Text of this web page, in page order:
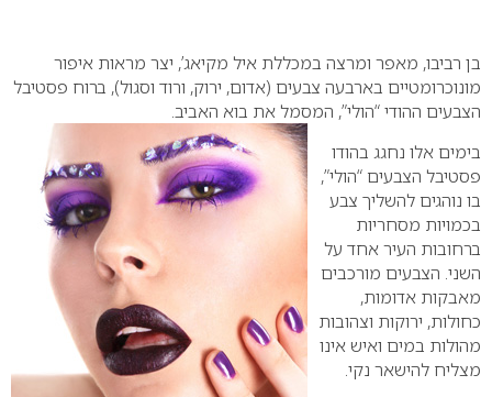
בן רביבו, מאפר ומרצה במכללת איל מקיאג’, יצר מראות איפור
מונוכרומטיים בארבעה צבעים (אדום, ירוק, ורוד וסגול), ברוח פסטיבל
הצבעים ההודי “הולי”, המסמל את בוא האביב.
בימים אלו נחגג בהודו
פסטיבל הצבעים “הולי”,
בו נוהגים להשליך צבע
בכמויות מסחריות
ברחובות העיר אחד על
השני. הצבעים מורכבים
מאבקות אדומות,
כחולות, ירוקות וצהובות
מהולות במים ואיש אינו
מצליח להישאר נקי.